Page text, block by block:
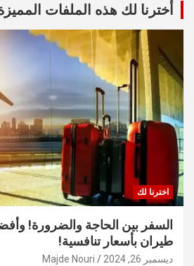
أخترنا لك هذه الملفات
اخترنا لك
السفر بين الحاجة والضرورة!
طيران بأسعار تنافسية!
ديسمبر 26, 2024 Majde Nouri